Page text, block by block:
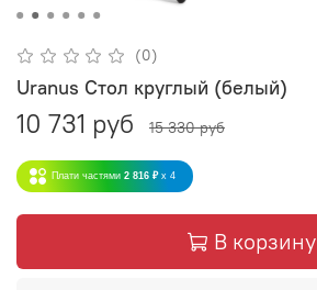
(0)
Uranus Стол круглый (белый)
10 731 руб 15 330 руб
Плати частями 2 816 ₽ x 4
В корзину